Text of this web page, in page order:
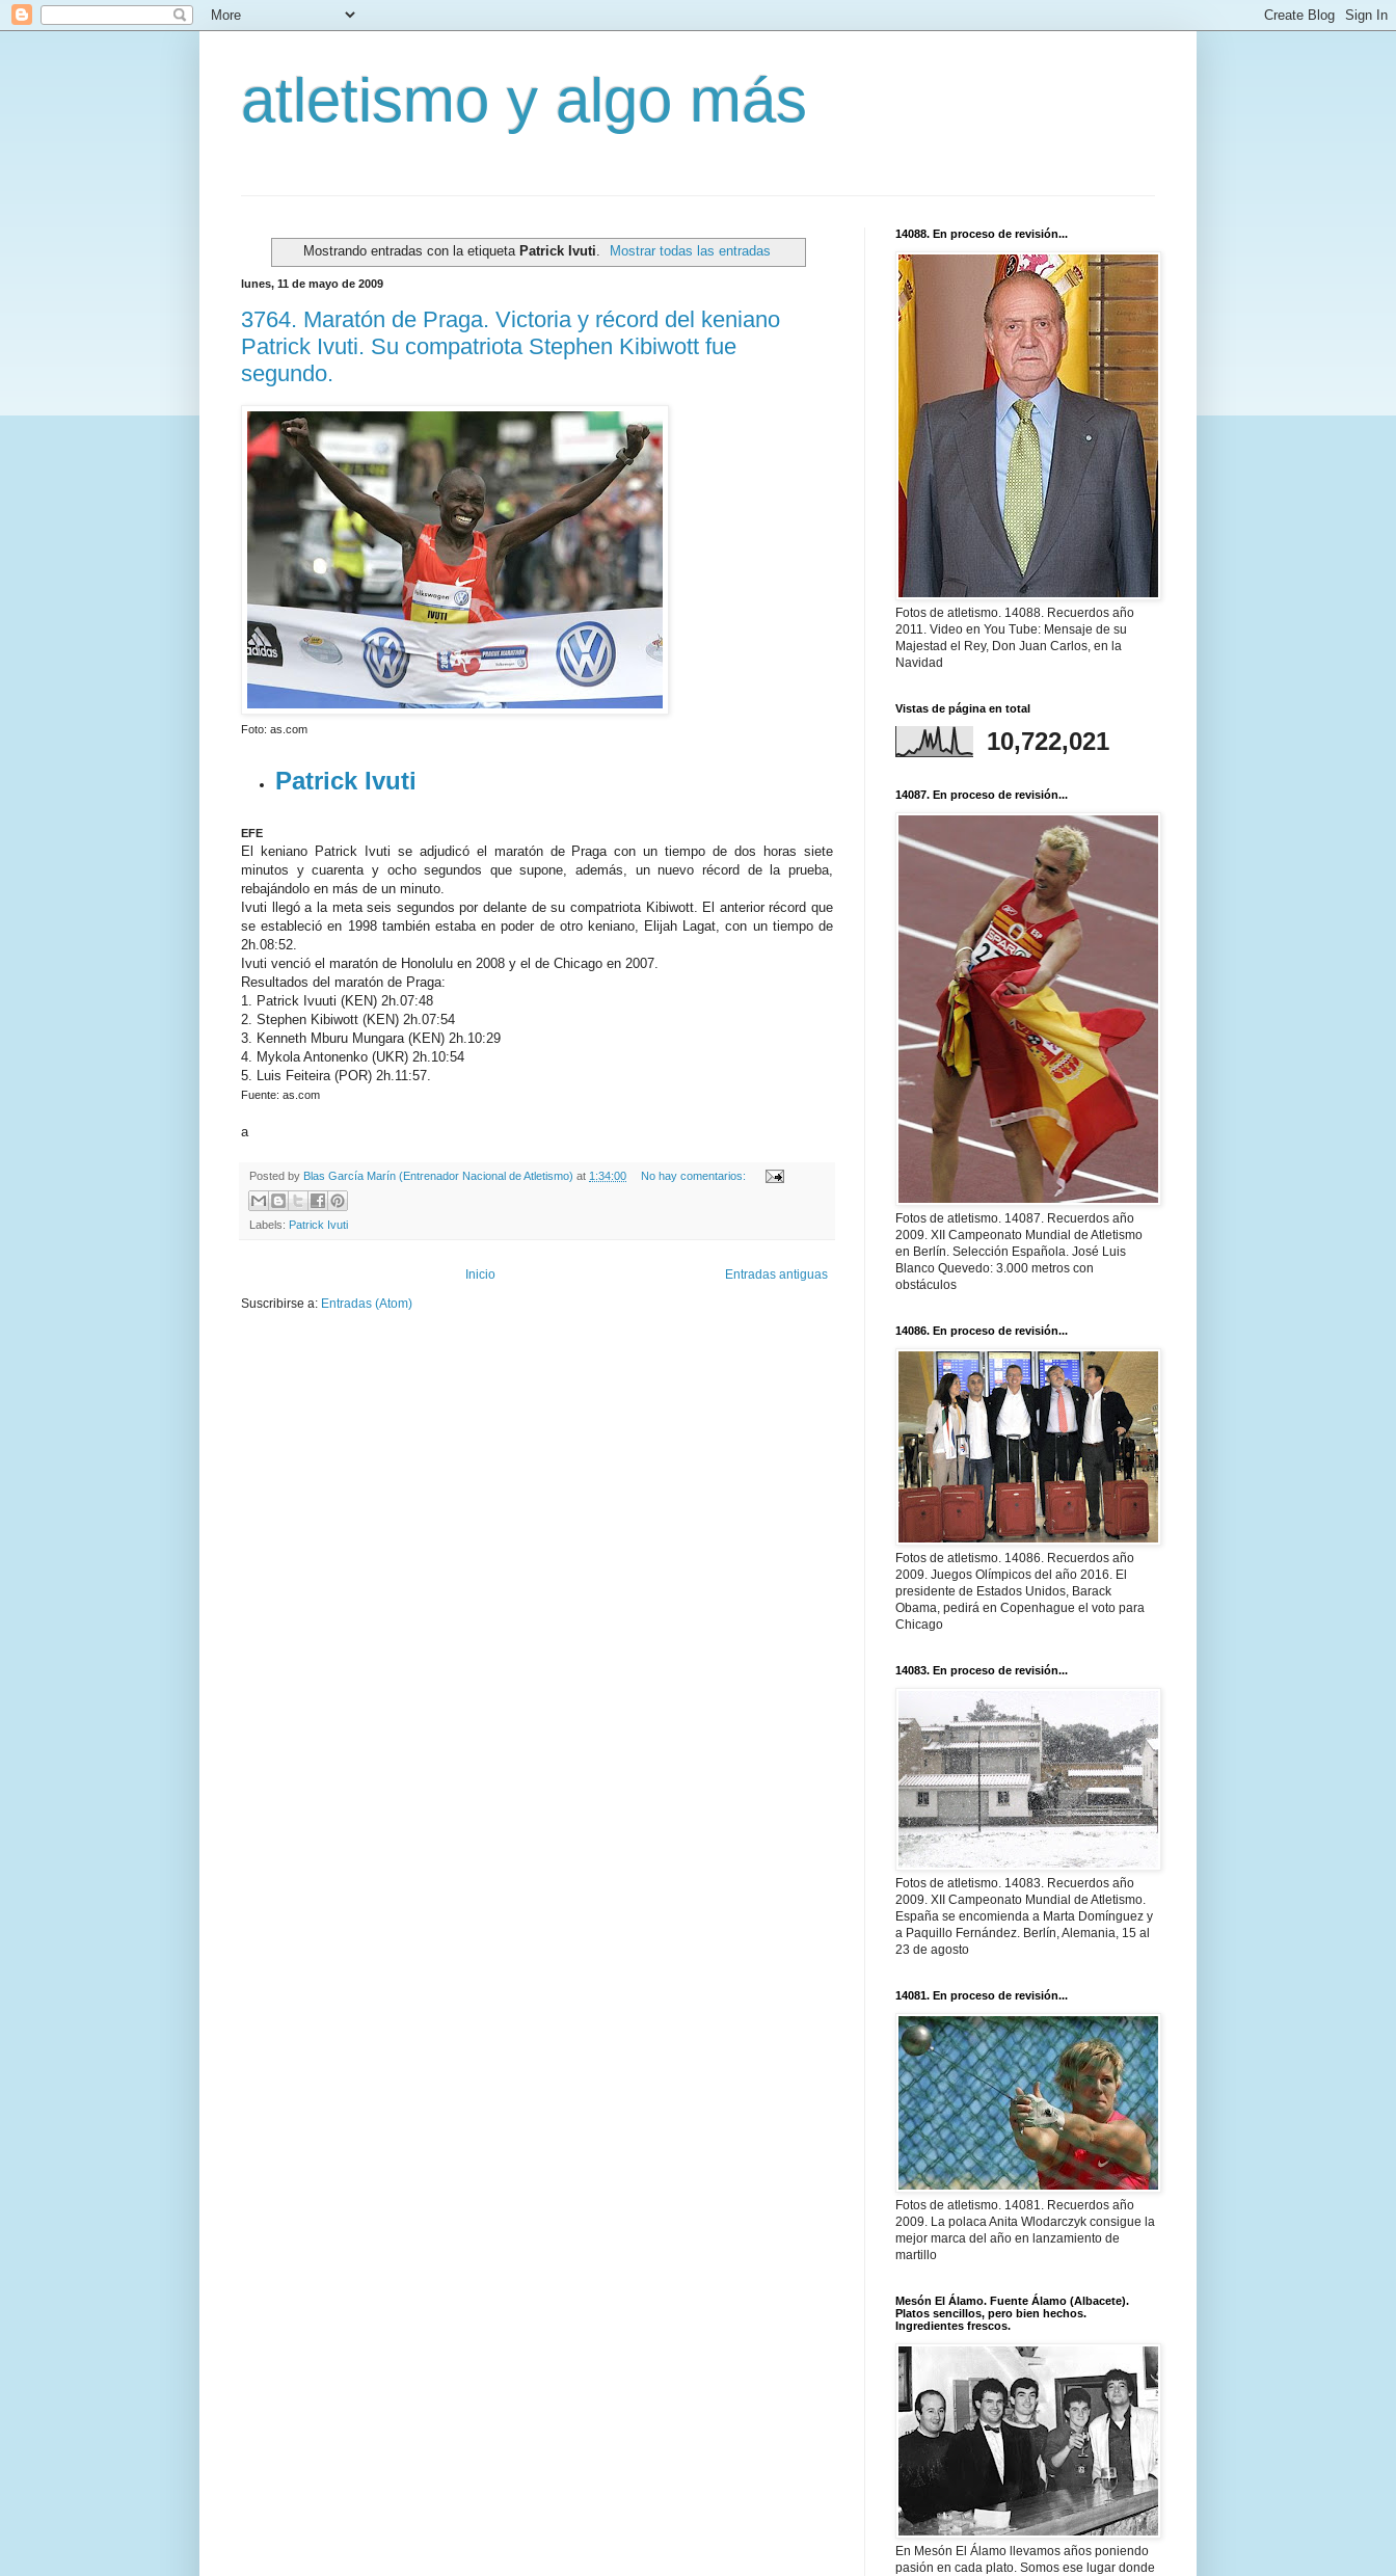
atletismo y algo más
Mostrando entradas con la etiqueta Patrick Ivuti Mostrar todas las entradas
lunes, 11 de mayo de 2009
3764. Maratón de Praga. Victoria y récord del keniano
Patrick Ivuti. Su compatriota Stephen Kibiwott fue
segundo.
Foto: as.com
Patrick Ivuti
EFE
El keniano Patrick Ivuti se adjudicó el maratón de Praga con un tiempo de dos horas siete
minutos y cuarenta y ocho segundos que supone, además, un nuevo récord de la prueba,
rebajándolo en más de un minuto.
Ivuti llegó a la meta seis segundos por delante de su compatriota Kibiwott. El anterior récord que
se estableció en 1998 también estaba en poder de otro keniano, Elijah Lagat, con un tiempo de
2h.08:52.
Ivuti venció el maratón de Honolulu en 2008 y el de Chicago en 2007.
Resultados del maratón de Praga:
1. Patrick Ivuuti (KEN) 2h.07:48
2. Stephen Kibiwott (KEN) 2h.07:54
3. Kenneth Mburu Mungara (KEN) 2h.10:29
4. Mykola Antonenko (UKR) 2h.10:54
5. Luis Feiteira (POR) 2h.11:57.
Fuente: as.com
a
Posted by Blas García Marín (Entrenador Nacional de Atletismo) at 1:34:00 No hay comentarios:
Labels: Patrick Ivuti
Entradas antiguas
Inicio
Suscribirse a: Entradas (Atom)
14088. En proceso de revisión...
Fotos de atletismo. 14088. Recuerdos año
2011. Video en You Tube: Mensaje de su
Majestad el Rey, Don Juan Carlos, en la
Navidad
Vistas de página en total
10,722,021
14087. En proceso de revisión...
Fotos de atletismo. 14087. Recuerdos año
2009. XII Campeonato Mundial de Atletismo
en Berlín. Selección Española. José Luis
Blanco Quevedo: 3.000 metros con
obstáculos
14086. En proceso de revisión...
Fotos de atletismo. 14086. Recuerdos año
2009. Juegos Olímpicos del año 2016. El
presidente de Estados Unidos, Barack
Obama, pedirá en Copenhague el voto para
Chicago
14083. En proceso de revisión...
Fotos de atletismo. 14083. Recuerdos año
2009. XII Campeonato Mundial de Atletismo.
España se encomienda a Marta Domínguez y
a Paquillo Fernández. Berlín, Alemania, 15 al
23 de agosto
14081. En proceso de revisión...
Fotos de atletismo. 14081. Recuerdos año
2009. La polaca Anita Wlodarczyk consigue la
mejor marca del año en lanzamiento de
martillo
Mesón El Álamo. Fuente Álamo (Albacete).
Platos sencillos, pero bien hechos.
Ingredientes frescos.
En Mesón El Álamo llevamos años poniendo
pasión en cada plato. Somos ese lugar donde